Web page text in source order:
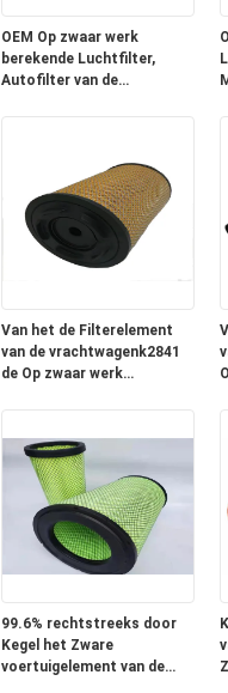
OEM Op zwaar werk
berekende Luchtfilter,
Autofilter van de
Van het de Filterelement
van de vrachtwagenk2841
de Op zwaar werk
99.6% rechtstreeks door
Kegel het Zware
voertuigelement van de